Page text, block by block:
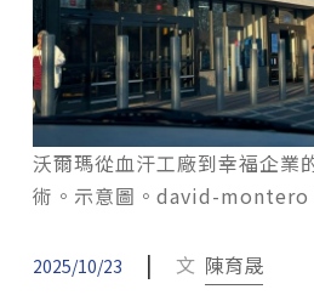
沃爾瑪從血汗工廠到幸福企業
術。示意圖。david-
2025/10/23 | 文 陳育晟